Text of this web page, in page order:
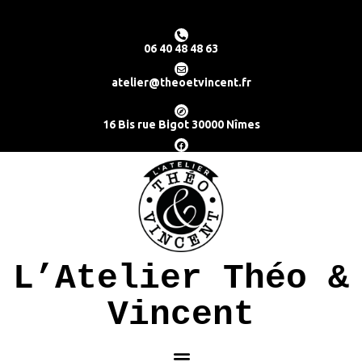
06 40 48 48 63
atelier@theoetvincent.fr
16 Bis rue Bigot 30000 Nîmes
L’Atelier Théo &
Vincent